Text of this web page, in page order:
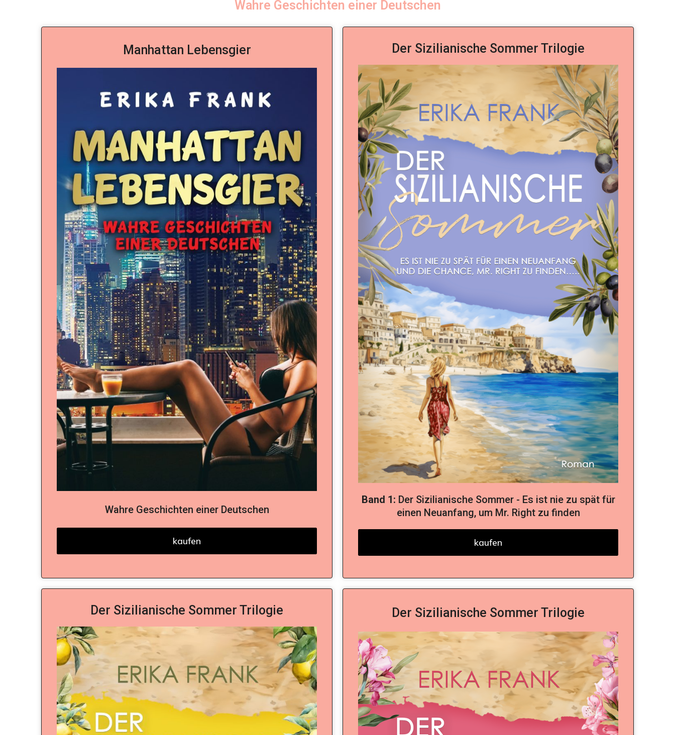
Wahre Geschichten einer Deutschen
Manhattan Lebensgier
Wahre Geschichten einer Deutschen
kaufen
Der Sizilianische Sommer Trilogie
Band 1: Der Sizilianische Sommer - Es ist nie zu spät für
einen Neuanfang, um Mr. Right zu finden
kaufen
Der Sizilianische Sommer Trilogie Der Sizilianische Sommer Trilogie